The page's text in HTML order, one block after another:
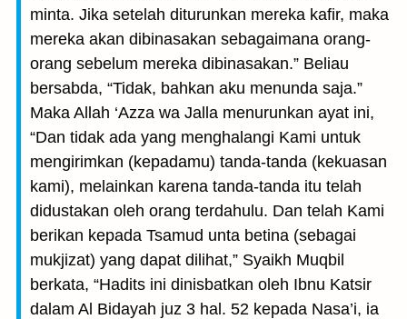
minta. Jika setelah diturunkan mereka kafir, maka
mereka akan dibinasakan sebagaimana orang-
orang sebelum mereka dibinasakan.” Beliau
bersabda, “Tidak, bahkan aku menunda saja.”
Maka Allah ‘Azza wa Jalla menurunkan ayat ini,
“Dan tidak ada yang menghalangi Kami untuk
mengirimkan (kepadamu) tanda-tanda (kekuasan
kami), melainkan karena tanda-tanda itu telah
didustakan oleh orang terdahulu. Dan telah Kami
berikan kepada Tsamud unta betina (sebagai
mukjizat) yang dapat dilihat,” Syaikh Muqbil
berkata, “Hadits ini dinisbatkan oleh Ibnu Katsir
dalam Al Bidayah juz 3 hal. 52 kepada Nasa’i, ia